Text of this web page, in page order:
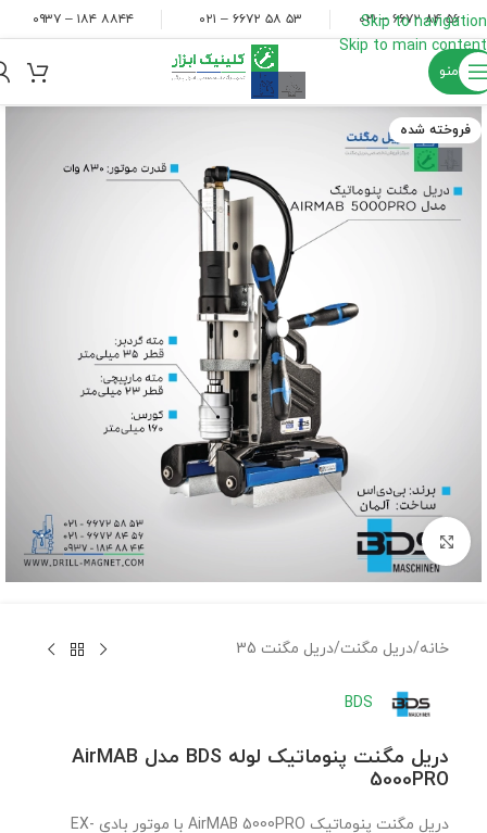
Skip to navigation
Skip to main content
۵۶ ۸۴ ۶۶۷۲ – ۰۲۱ ۵۳ ۵۸ ۶۶۷۲ – ۰۲۱ ۸۸۴۴ ۱۸۴ – ۰۹۳۷
منو
فروخته شده
برای بزرگنمایی کلیک کنید
خانه/دریل مگنت/دریل مگنت 35
BDS
دریل مگنت پنوماتیک لوله BDS مدل AirMAB
5000PRO
دریل مگنت پنوماتیک AirMAB 5000PRO با موتور بادی EX-